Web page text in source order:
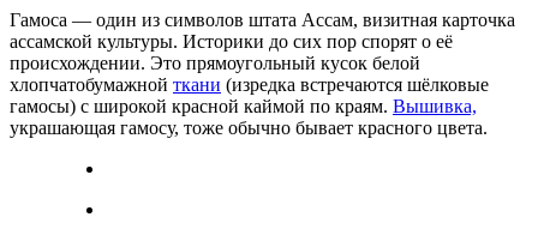
Гамоса — один из символов штата Ассам, визитная карточка
ассамской культуры. Историки до сих пор спорят о её
происхождении. Это прямоугольный кусок белой
хлопчатобумажной ткани (изредка встречаются шёлковые
гамосы) с широкой красной каймой по краям. Вышивка,
украшающая гамосу, тоже обычно бывает красного цвета.